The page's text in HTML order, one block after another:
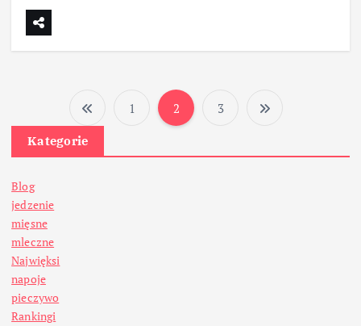
S
t
1 2 3
Kategorie
Blog
jedzenie
mięsne
mleczne
Najwięksi
napoje
pieczywo
Rankingi